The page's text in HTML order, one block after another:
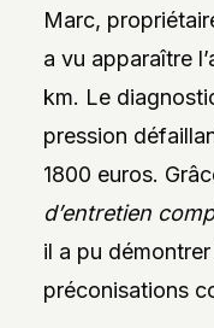
Marc,
a vu apparaître
km. Le
pression
1800 euros.
d’entretien
il a pu
préconisations